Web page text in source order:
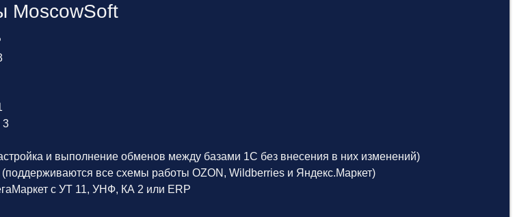
MoscowSoft
3
и выполнение обменов между базами 1С без внесения в них изменений)
все схемы работы OZON, Wildberries и Яндекс.Маркет)
сУТ 11,УНФ, КА 2 или ERP